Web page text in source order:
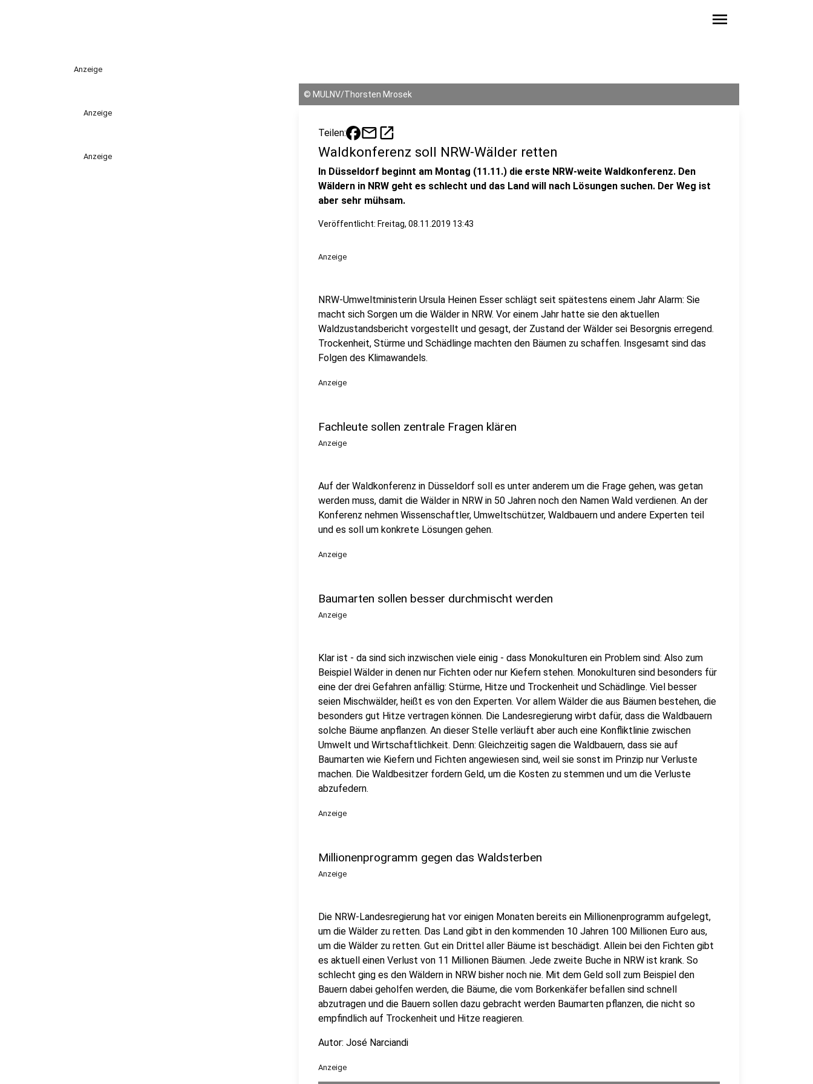
menu
Anzeige
Anzeige
Anzeige
© MULNV/Thorsten Mrosek
Teilen: mailopen_in_new
Waldkonferenz soll NRW-Wälder retten
In Düsseldorf beginnt am Montag (11.11.) die erste NRW-weite Waldkonferenz. Den
Wäldern in NRW geht es schlecht und das Land will nach Lösungen suchen. Der Weg ist
aber sehr mühsam.
Veröffentlicht: Freitag, 08.11.2019 13:43
Anzeige
NRW-Umweltministerin Ursula Heinen Esser schlägt seit spätestens einem Jahr Alarm: Sie
macht sich Sorgen um die Wälder in NRW. Vor einem Jahr hatte sie den aktuellen
Waldzustandsbericht vorgestellt und gesagt, der Zustand der Wälder sei Besorgnis erregend.
Trockenheit, Stürme und Schädlinge machten den Bäumen zu schaffen. Insgesamt sind das
Folgen des Klimawandels.
Anzeige
Fachleute sollen zentrale Fragen klären
Anzeige
Auf der Waldkonferenz in Düsseldorf soll es unter anderem um die Frage gehen, was getan
werden muss, damit die Wälder in NRW in 50 Jahren noch den Namen Wald verdienen. An der
Konferenz nehmen Wissenschaftler, Umweltschützer, Waldbauern und andere Experten teil
und es soll um konkrete Lösungen gehen.
Anzeige
Baumarten sollen besser durchmischt werden
Anzeige
Klar ist - da sind sich inzwischen viele einig - dass Monokulturen ein Problem sind: Also zum
Beispiel Wälder in denen nur Fichten oder nur Kiefern stehen. Monokulturen sind besonders für
eine der drei Gefahren anfällig: Stürme, Hitze und Trockenheit und Schädlinge. Viel besser
seien Mischwälder, heißt es von den Experten. Vor allem Wälder die aus Bäumen bestehen, die
besonders gut Hitze vertragen können. Die Landesregierung wirbt dafür, dass die Waldbauern
solche Bäume anpflanzen. An dieser Stelle verläuft aber auch eine Konfliktlinie zwischen
Umwelt und Wirtschaftlichkeit. Denn: Gleichzeitig sagen die Waldbauern, dass sie auf
Baumarten wie Kiefern und Fichten angewiesen sind, weil sie sonst im Prinzip nur Verluste
machen. Die Waldbesitzer fordern Geld, um die Kosten zu stemmen und um die Verluste
abzufedern.
Anzeige
Millionenprogramm gegen das Waldsterben
Anzeige
Die NRW-Landesregierung hat vor einigen Monaten bereits ein Millionenprogramm aufgelegt,
um die Wälder zu retten. Das Land gibt in den kommenden 10 Jahren 100 Millionen Euro aus,
um die Wälder zu retten. Gut ein Drittel aller Bäume ist beschädigt. Allein bei den Fichten gibt
es aktuell einen Verlust von 11 Millionen Bäumen. Jede zweite Buche in NRW ist krank. So
schlecht ging es den Wäldern in NRW bisher noch nie. Mit dem Geld soll zum Beispiel den
Bauern dabei geholfen werden, die Bäume, die vom Borkenkäfer befallen sind schnell
abzutragen und die Bauern sollen dazu gebracht werden Baumarten pflanzen, die nicht so
empfindlich auf Trockenheit und Hitze reagieren.
Autor: José Narciandi
Anzeige